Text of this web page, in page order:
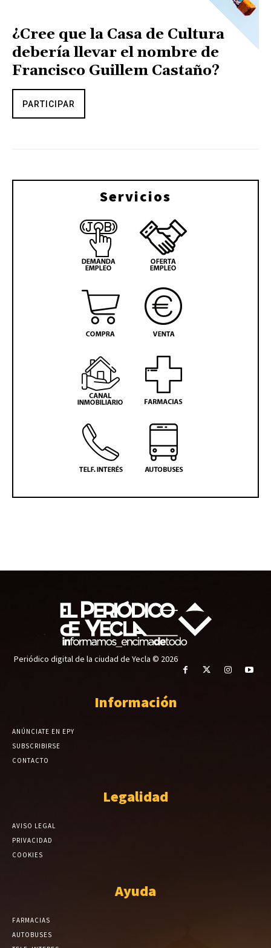
¿Cree que la Casa de Cultura
debería llevar el nombre de
Francisco Guillem Castaño?
PARTICIPAR
Servicios
Periódico digital de la ciudad de Yecla © 2026
Información
ANÚNCIATE EN EPY
SUBSCRIBIRSE
CONTACTO
Legalidad
AVISO LEGAL
PRIVACIDAD
COOKIES
Ayuda
FARMACIAS
AUTOBUSES